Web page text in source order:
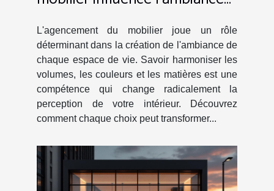
L'agencement du mobilier joue un rôle
déterminant dans la création de l'ambiance de
chaque espace de vie. Savoir harmoniser les
volumes, les couleurs et les matières est une
compétence qui change radicalement la
perception de votre intérieur. Découvrez
comment chaque choix peut transformer...